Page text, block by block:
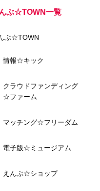
ぶ☆TOWN一覧
ぶ☆TOWN
情報☆キック
クラウドファンディング
☆ファーム
マッチング☆フリーダム
電子版☆ミュージアム
えんぶ☆ショップ